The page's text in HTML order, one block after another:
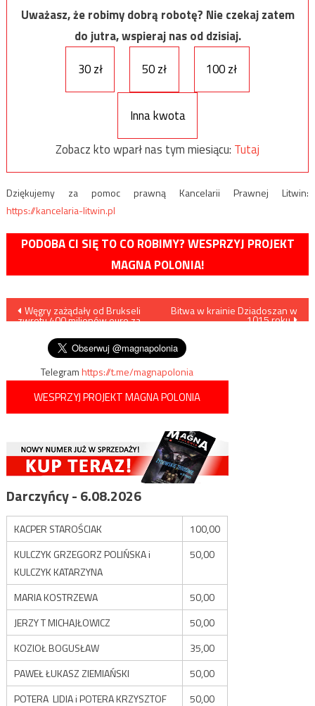
Uważasz, że robimy dobrą robotę? Nie czekaj zatem
do jutra, wspieraj nas od dzisiaj.
30 zł
50 zł 100 zł
Inna kwota
Zobacz kto wparł nas tym miesiącu: Tutaj
Dziękujemy za pomoc prawną Kancelarii Prawnej Litwin:
https://kancelaria-litwin.pl
PODOBA CI SIĘ TO CO ROBIMY? WESPRZYJ PROJEKT
MAGNA POLONIA!
Nawigacja
wpisu
Węgry zażądały od Brukseli
zwrotu 400 milionów euro za
Bitwa w krainie Dziadoszan w
1015 roku
Telegramhttps://t.me/magnapolonia
WESPRZYJ PROJEKT MAGNA POLONIA
Darczyńcy - 6.08.2026
KACPER STAROŚCIAK
100,00
KULCZYK GRZEGORZ POLIŃSKA i
KULCZYK KATARZYNA
50,00
MARIA KOSTRZEWA
50,00
JERZY T MICHAJŁOWICZ
50,00
KOZIOŁ BOGUSŁAW
35,00
PAWEŁ ŁUKASZ ZIEMIAŃSKI
50,00
POTERA LIDIA i POTERA KRZYSZTOF
50,00